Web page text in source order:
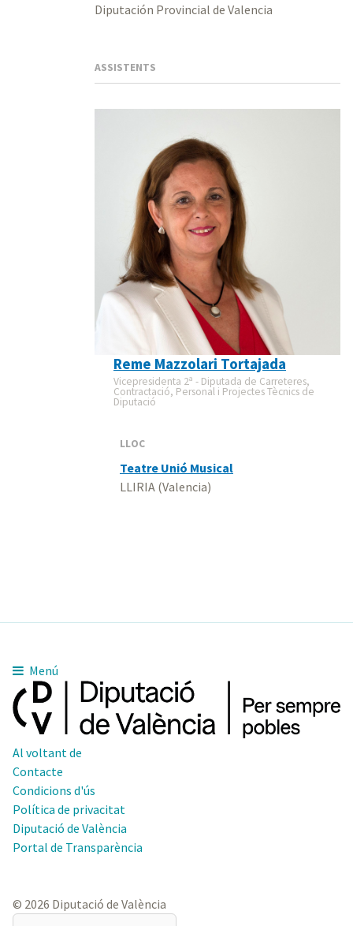
Diputación Provincial de Valencia
ASSISTENTS
Reme Mazzolari Tortajada
Vicepresidenta 2ª - Diputada de Carreteres,
Contractació, Personal i Projectes Tècnics de
Diputació
LLOC
Teatre Unió Musical
LLIRIA (Valencia)
Menú
Al voltant de
Contacte
Condicions d'ús
Política de privacitat
Diputació de València
Portal de Transparència
© 2026 Diputació de València
El